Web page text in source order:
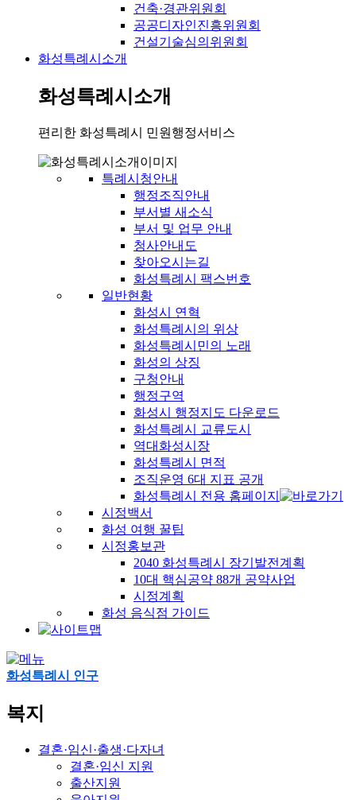
건축·경관위원회
공공디자인진흥위원회
건설기술심의위원회
화성특례시소개
화성특례시소개
편리한 화성특례시 민원행정서비스
특례시청안내
행정조직안내
부서별 새소식
부서 및 업무 안내
청사안내도
찾아오시는길
화성특례시 팩스번호
일반현황
화성시 연혁
화성특례시의 위상
화성특례시민의 노래
화성의 상징
구청안내
행정구역
화성시 행정지도 다운로드
화성특례시 교류도시
역대화성시장
화성특례시 면적
조직운영 6대 지표 공개
화성특례시 전용 홈페이지
시정백서
화성 여행 꿀팁
시정홍보관
2040 화성특례시 장기발전계획
10대 핵심공약 88개 공약사업
시정계획
화성 음식점 가이드
화성특례시 인구
복지
결혼·임신·출생·다자녀
결혼·임신 지원
출산지원